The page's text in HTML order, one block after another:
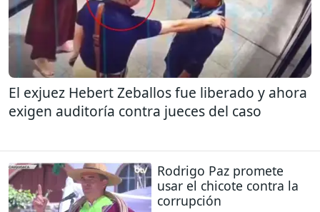
El exjuez Hebert Zeballos fue liberado y ahora
exigen auditoría contra jueces del caso
Rodrigo Paz promete
usar el chicote contra la
corrupción